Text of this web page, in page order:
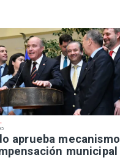
aprueba mecanismo
municipal